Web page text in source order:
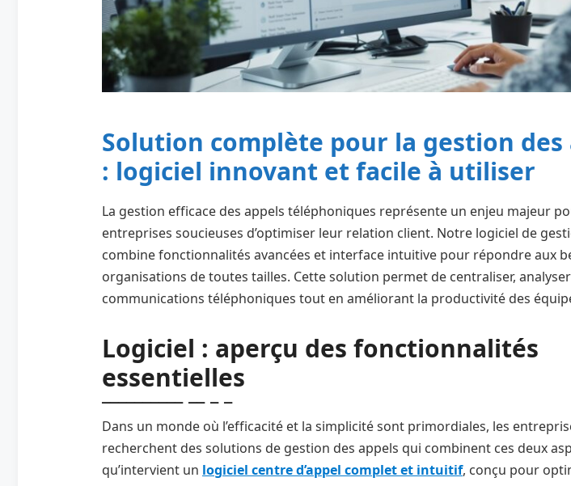
Solution complète pour la gestion des
: logiciel innovant et facile à utiliser
La gestion efficace des appels téléphoniques représente un enjeu majeur
entreprises soucieuses d’optimiser leur relation client. Notre logiciel de
combine fonctionnalités avancées et interface intuitive pour répondre aux
organisations de toutes tailles. Cette solution permet de centraliser,
communications téléphoniques tout en améliorant la productivité des
Logiciel : aperçu des fonctionnalités
essentielles
Dans un monde où l’efficacité et la simplicité sont primordiales, les
recherchent des solutions de gestion des appels qui combinent ces deux
qu’intervient un logiciel centre d’appel complet et intuitif, conçu pour